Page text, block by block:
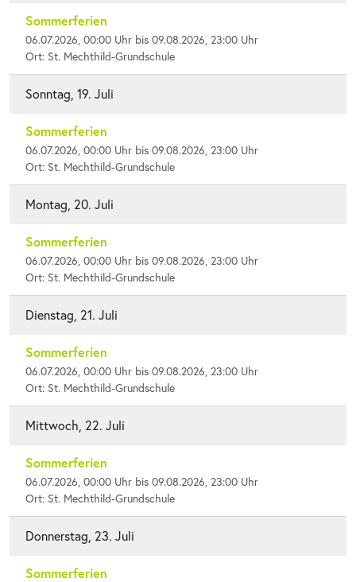
Sommerferien
06.07.2026, 00:00 Uhr bis 09.08.2026, 23:00 Uhr
Ort: St. Mechthild-Grundschule
Sonntag, 19. Juli
Sommerferien
06.07.2026, 00:00 Uhr bis 09.08.2026, 23:00 Uhr
Ort: St. Mechthild-Grundschule
Montag, 20. Juli
Sommerferien
06.07.2026, 00:00 Uhr bis 09.08.2026, 23:00 Uhr
Ort: St. Mechthild-Grundschule
Dienstag, 21. Juli
Sommerferien
06.07.2026, 00:00 Uhr bis 09.08.2026, 23:00 Uhr
Ort: St. Mechthild-Grundschule
Mittwoch, 22. Juli
Sommerferien
06.07.2026, 00:00 Uhr bis 09.08.2026, 23:00 Uhr
Ort: St. Mechthild-Grundschule
Donnerstag, 23. Juli
Sommerferien